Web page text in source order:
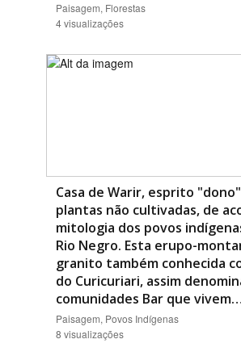
Paisagem, Florestas
4 visualizações
Casa de Warir, esprito
plantas não cultivadas, de
mitologia dos povos
Rio Negro. Esta erupo-
granito também conhecida
do Curicuriari, assim
comunidades Bar que vivem…
Paisagem, Povos Indígenas
8 visualizações